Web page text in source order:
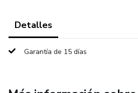
Detalles
Garantía de 15 días